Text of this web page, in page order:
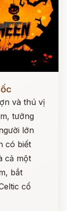
và thú vị
tưởng
lớn
có biết
cả một
bắt
cổ